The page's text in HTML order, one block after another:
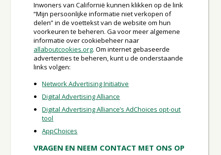
Inwoners van Californië kunnen klikken op de link
“Mijn persoonlijke informatie niet verkopen of
delen” in de voettekst van de website om hun
voorkeuren te beheren. Ga voor meer algemene
informatie over cookiebeheer naar
allaboutcookies.org. Om internet gebaseerde
advertenties te beheren, kunt u de onderstaande
links volgen:
Network Advertising Initiative
Digital Advertising Alliance
Digital Advertising Alliance’s AdChoices opt-out
tool
AppChoices
VRAGEN EN NEEM CONTACT MET ONS OP